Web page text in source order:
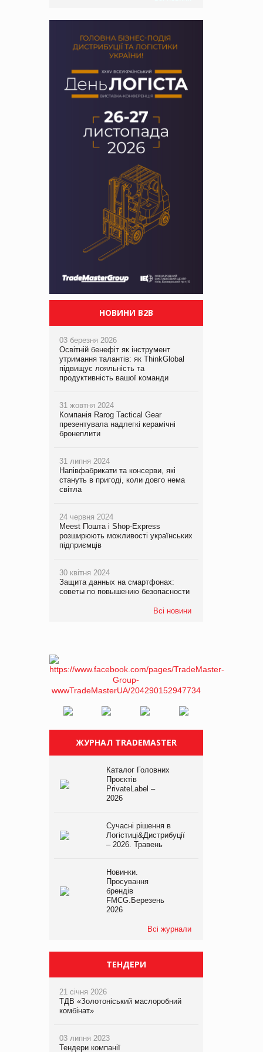
НОВИНИ B2B
03 березня 2026
Освітній бенефіт як інструмент
утримання талантів: як ThinkGlobal
підвищує лояльність та
продуктивність вашої команди
31 жовтня 2024
Компанія Rarog Tactical Gear
презентувала надлегкі керамічні
бронеплити
31 липня 2024
Напівфабрикати та консерви, які
стануть в пригоді, коли довго нема
світла
24 червня 2024
Meest Пошта і Shop-Express
розширюють можливості українських
підприємців
30 квітня 2024
Защита данных на смартфонах:
советы по повышению безопасности
Всі новини
ЖУРНАЛ TRADEMASTER
Каталог Головних
Проєктів
PrivateLabel –
2026
Сучасні рішення в
Логістиці&Дистрибуції
– 2026. Травень
Новинки.
Просування
брендів
FMCG.Березень
2026
Всі журнали
ТЕНДЕРИ
21 січня 2026
ТДВ «Золотоніський маслоробний
комбінат»
03 липня 2023
Тендери компанії